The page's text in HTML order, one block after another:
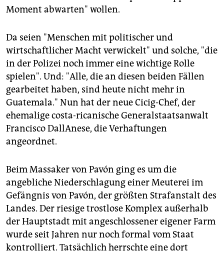
Moment abwarten" wollen.
Da seien "Menschen mit politischer und
wirtschaftlicher Macht verwickelt" und solche, "die
in der Polizei noch immer eine wichtige Rolle
spielen". Und: "Alle, die an diesen beiden Fällen
gearbeitet haben, sind heute nicht mehr in
Guatemala." Nun hat der neue Cicig-Chef, der
ehemalige costa-ricanische Generalstaatsanwalt
Francisco DallAnese, die Verhaftungen
angeordnet.
Beim Massaker von Pavón ging es um die
angebliche Niederschlagung einer Meuterei im
Gefängnis von Pavón, der größten Strafanstalt des
Landes. Der riesige trostlose Komplex außerhalb
der Hauptstadt mit angeschlossener eigener Farm
wurde seit Jahren nur noch formal vom Staat
kontrolliert. Tatsächlich herrschte eine dort